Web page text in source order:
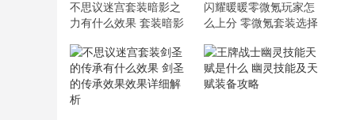
不思议迷宫套装暗影之
力有什么效果 套装暗影
闪耀暖暖零微氪玩家怎
么上分 零微氪套装选择